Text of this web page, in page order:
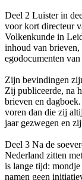
Deel 2 Luister in
voor kort directeur
Volkenkunde in
inhoud van brieven,
egodocumenten
Zijn bevindingen
Zij publiceerde, na
brieven en
voren dan die zij
jaar gezwegen en
Deel 3 Na de
Nederland zitten
is lange tijd:
namen geen